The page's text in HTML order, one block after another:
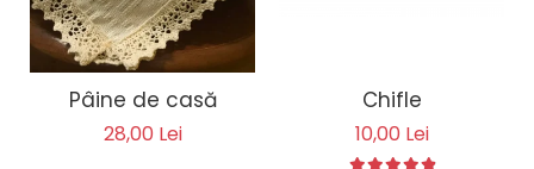
Pâine de casă
28,00 Lei
Chifle
10,00 Lei